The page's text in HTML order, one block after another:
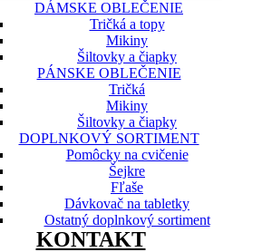
DÁMSKE OBLEČENIE
Tričká a topy
Mikiny
Šiltovky a čiapky
PÁNSKE OBLEČENIE
Tričká
Mikiny
Šiltovky a čiapky
DOPLNKOVÝ SORTIMENT
Pomôcky na cvičenie
Šejkre
Fľaše
Dávkovač na tabletky
Ostatný doplnkový sortiment
KONTAKT